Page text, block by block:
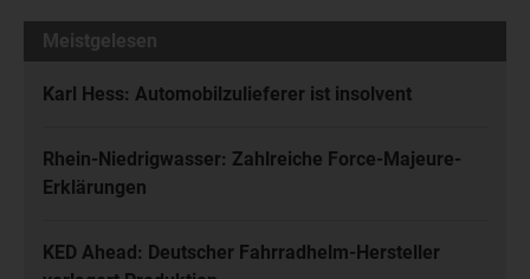
Meistgelesen
Karl Hess: Automobilzulieferer ist insolvent
Rhein-Niedrigwasser: Zahlreiche Force-Majeure-
Erklärungen
KED Ahead: Deutscher Fahrradhelm-Hersteller